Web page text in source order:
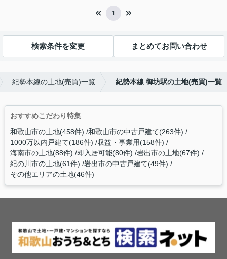
1
検索条件を変更 まとめてお問い合わせ
紀勢本線の土地(売買)一覧 紀勢本線 御坊駅の土地(売買)一覧
おすすめこだわり特集
和歌山市の土地(458件) 和歌山市の中古戸建て(263件)
1000万以内戸建て(186件) 収益・事業用(158件)
海南市の土地(88件) 即入居可能(80件) 岩出市の土地(67件)
紀の川市の土地(61件) 岩出市の中古戸建て(49件)
その他エリアの土地(46件)